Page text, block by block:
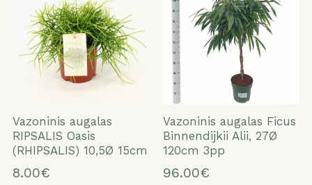
Vazoninis augalas
RIPSALIS Oasis
(RHIPSALIS) 10,5Ø 15cm
8.00€
Vazoninis augalas Ficus
Binnendijkii Alii, 27Ø
120cm 3pp
96.00€